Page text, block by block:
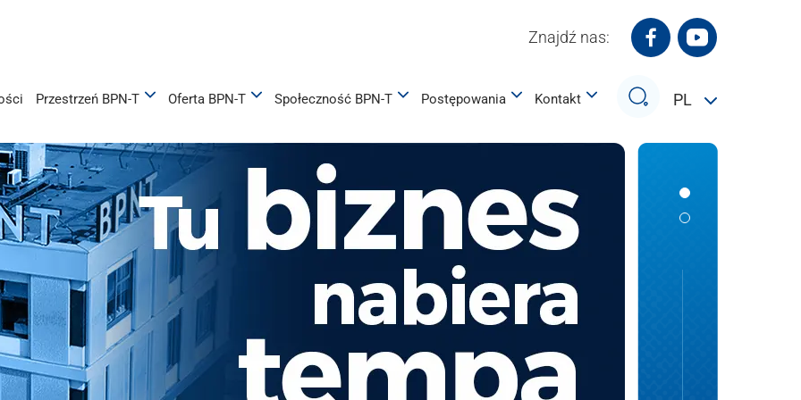
Technologiczny | BPN-T
Znajdź nas:
Białostocki Park
Białostocki
Przestrzeń BPN-T Oferta BPN-T Społeczność BPN-T Postępowania Kontakt
Szukaj
PL